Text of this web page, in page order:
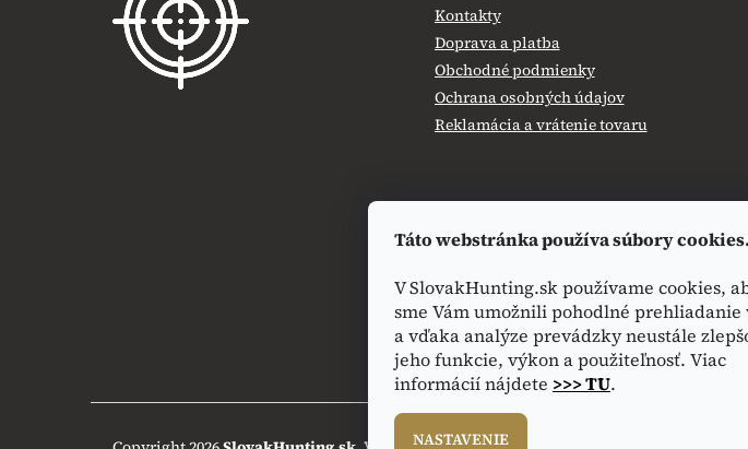
Táto webstránka používa súbory cookies.
V SlovakHunting.sk používame cookies,
sme Vám umožnili pohodlné prehliadanie
a vďaka analýze prevádzky neustále
jeho funkcie, výkon a použiteľnosť. Viac
informácií nájdete >>> TU.
NASTAVENIE
Kontakty
Doprava a platba
Obchodné podmienky
Ochrana osobných údajov
Reklamácia a vrátenie tovaru